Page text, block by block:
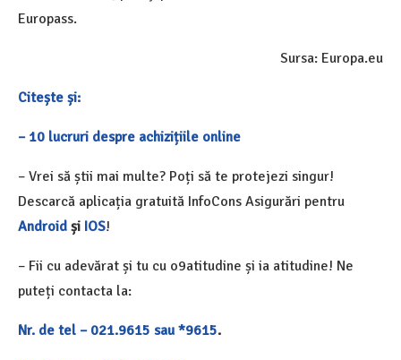
Europass.
Sursa: Europa.eu
Citește și:
– 10 lucruri despre achizițiile online
– Vrei să știi mai multe? Poți să te protejezi singur!
Descarcă aplicația gratuită InfoCons Asigurări pentru
Android și IOS!
– Fii cu adevărat și tu cu o9atitudine și ia atitudine! Ne
puteți contacta la:
Nr. de tel – 021.9615 sau *9615.